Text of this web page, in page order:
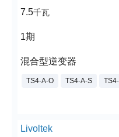
7.5千瓦
1期
混合型逆变器
TS4-A-O TS4-A-S
Livoltek